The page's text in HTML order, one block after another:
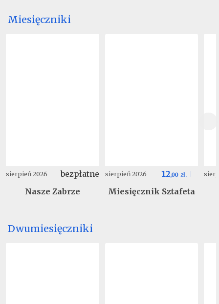
Miesięczniki
sierpień 2026
bezpłatne
Nasze Zabrze
sierpień 2026 12,00 zł.
Miesięcznik Sztafeta
Dwumiesięczniki